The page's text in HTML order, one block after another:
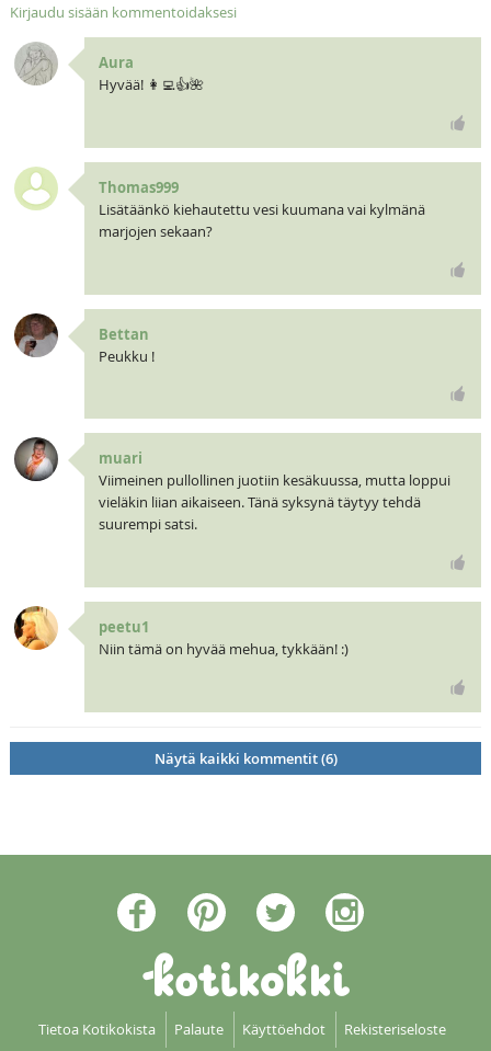
Kirjaudu sisään kommentoidaksesi
Aura
Hyvää! 👩‍💻👍🌺
Thomas999
Lisätäänkö kiehautettu vesi kuumana vai kylmänä
marjojen sekaan?
Bettan
Peukku !
muari
Viimeinen pullollinen juotiin kesäkuussa, mutta loppui
vieläkin liian aikaiseen. Tänä syksynä täytyy tehdä
suurempi satsi.
peetu1
Niin tämä on hyvää mehua, tykkään! :)
Näytä kaikki kommentit (6)
Tietoa Kotikokista Palaute Käyttöehdot Rekisteriseloste